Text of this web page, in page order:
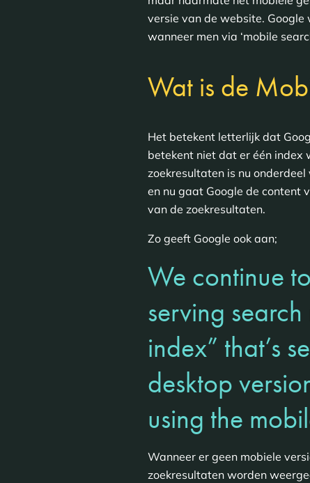
versie van de website.
wanneer men via ‘mobile
Wat is de
Het betekent letterlijk dat
betekent niet dat er één index
zoekresultaten is nu
en nu gaat Google de content
van de zoekresultaten.
Zo geeft Google ook aan;
We continue
serving
index” that’s
desktop
using the
Wanneer er geen mobiele
zoekresultaten worden